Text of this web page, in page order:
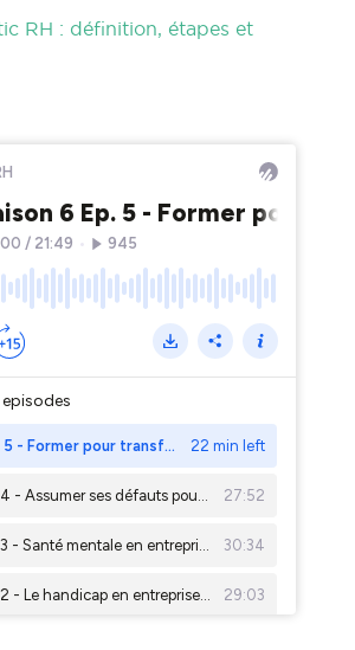
RH : définition, étapes et